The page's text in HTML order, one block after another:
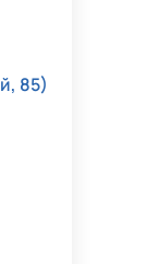
85)